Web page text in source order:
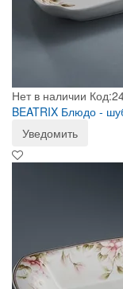
Нет в наличии
BEATRIX Блюдо -
Уведомить